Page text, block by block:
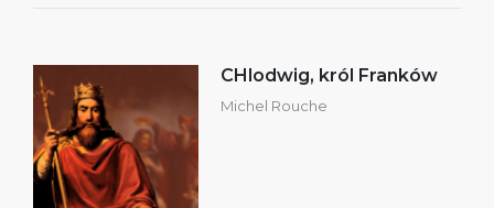
CHlodwig, król Franków
Michel Rouche